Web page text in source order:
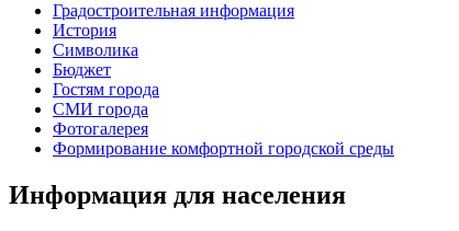
Градостроительная информация
История
Символика
Бюджет
Гостям города
СМИ города
Фотогалерея
Формирование комфортной городской среды
Информация для населения